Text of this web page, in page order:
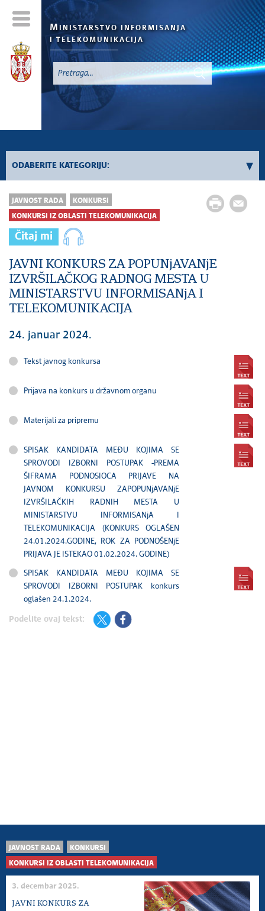
M INISTARSTVO INFORMISANJA
I TELEKOMUNIKACIJA
ODABERITE KATEGORIJU:
Konkursi iz oblasti informisanja
Konkursi iz oblasti telekomunikacija
Konkursi iz oblasti informacionog društva
JAVNOST RADA KONKURSI
KONKURSI IZ OBLASTI TELEKOMUNIKACIJA
Čitaj mi
JAVNI KONKURS ZA POPUNjAVANjE
IZVRŠILAČKOG RADNOG MESTA U
MINISTARSTVU INFORMISANjA I
TELEKOMUNIKACIJA
24. januar 2024.
Tekst javnog konkursa
Prijava na konkurs u državnom organu
Materijali za pripremu
SPISAK KANDIDATA MEĐU KOJIMA SE
SPROVODI IZBORNI POSTUPAK -PREMA
ŠIFRAMA PODNOSIOCA PRIJAVE NA
JAVNOM KONKURSU ZAPOPUNjAVANjE
IZVRŠILAČKIH RADNIH MESTA U
MINISTARSTVU INFORMISANjA I
TELEKOMUNIKACIJA (KONKURS OGLAŠEN
24.01.2024.GODINE, ROK ZA PODNOŠENjE
PRIJAVA JE ISTEKAO 01.02.2024. GODINE)
SPISAK KANDIDATA MEĐU KOJIMA SE
SPROVODI IZBORNI POSTUPAK konkurs
oglašen 24.1.2024.
Podelite ovaj tekst:
JAVNOST RADA KONKURSI
KONKURSI IZ OBLASTI TELEKOMUNIKACIJA
3. decembar 2025.
JAVNI KONKURS ZA